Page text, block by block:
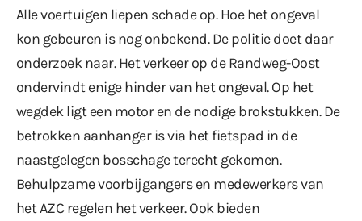
Alle voertuigen liepen schade op. Hoe het ongeval
kon gebeuren is nog onbekend. De politie doet daar
onderzoek naar. Het verkeer op de Randweg-Oost
ondervindt enige hinder van het ongeval. Op het
wegdek ligt een motor en de nodige brokstukken. De
betrokken aanhanger is via het fietspad in de
naastgelegen bosschage terecht gekomen.
Behulpzame voorbijgangers en medewerkers van
het AZC regelen het verkeer. Ook bieden